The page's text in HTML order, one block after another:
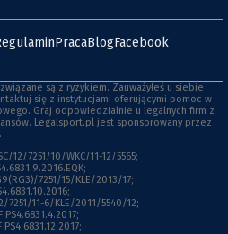
PracaBlogFacebook
są z ryzykiem. Zauważyłeś u siebie
się z instytucjami oferującymi pomoc w
Graj odpowiedzialnie u legalnych firm z
Legalsport.pl jest sponsorowany przez
12/7251/10/WKC/11-12/5565;
7251/15/KLE/2013/17;
7251/11-6/KLE/2011/5540/12;